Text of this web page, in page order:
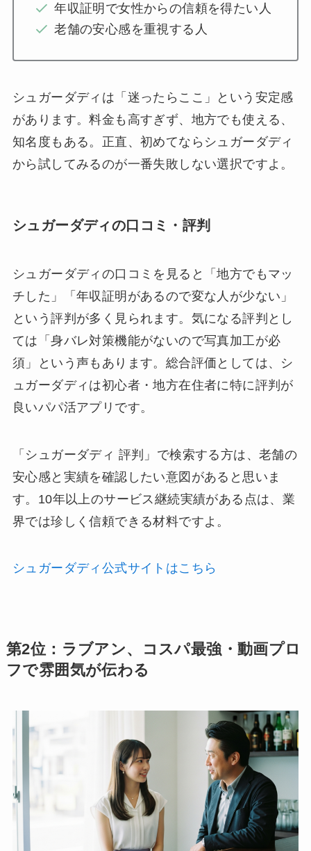
年収証明で女性からの信頼を得たい人
老舗の安心感を重視する人
シュガーダディは「迷ったらここ」という安定感
があります。料金も高すぎず、地方でも使える、
知名度もある。正直、初めてならシュガーダディ
から試してみるのが一番失敗しない選択ですよ。
シュガーダディの口コミ・評判
シュガーダディの口コミを見ると「地方でもマッ
チした」「年収証明があるので変な人が少ない」
という評判が多く見られます。気になる評判とし
ては「身バレ対策機能がないので写真加工が必
須」という声もあります。総合評価としては、シ
ュガーダディは初心者・地方在住者に特に評判が
良いパパ活アプリです。
「シュガーダディ 評判」で検索する方は、老舗の
安心感と実績を確認したい意図があると思いま
す。10年以上のサービス継続実績がある点は、業
界では珍しく信頼できる材料ですよ。
シュガーダディ公式サイトはこちら
第2位：ラブアン、コスパ最強・動画プロ
フで雰囲気が伝わる